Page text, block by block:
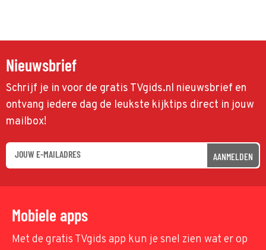
Nieuwsbrief
Schrijf je in voor de gratis TVgids.nl nieuwsbrief en
ontvang iedere dag de leukste kijktips direct in jouw
mailbox!
AANMELDEN
Mobiele apps
Met de gratis TVgids app kun je snel zien wat er op